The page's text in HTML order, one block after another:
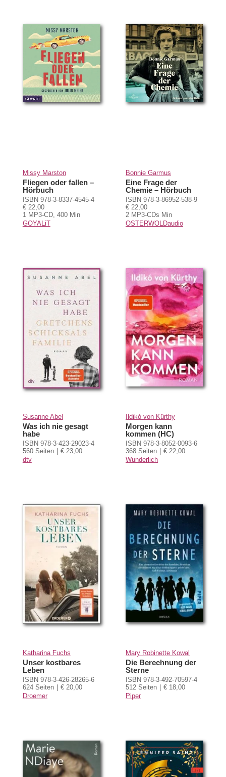
Missy Marston
Fliegen oder fallen –
Hörbuch
ISBN 978-3-8337-4545-4
€ 22,00
1 MP3-CD, 400 Min
GOYALiT
Bonnie Garmus
Eine Frage der
Chemie – Hörbuch
ISBN 978-3-86952-538-9
€ 22,00
2 MP3-CDs Min
OSTERWOLDaudio
Susanne Abel
Was ich nie gesagt
habe
ISBN 978-3-423-29023-4
560 Seiten
€ 23,00
dtv
Ildikó von Kürthy
Morgen kann
kommen (HC)
ISBN 978-3-8052-0093-6
368 Seiten
€ 22,00
Wunderlich
Katharina Fuchs
Unser kostbares
Leben
ISBN 978-3-426-28265-6
624 Seiten
€ 20,00
Droemer
Mary Robinette Kowal
Die Berechnung der
Sterne
ISBN 978-3-492-70597-4
512 Seiten
€ 18,00
Piper